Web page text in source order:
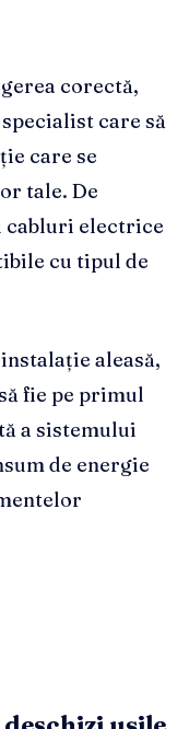
corectă,
care să
care se
tale. De
cabluri electrice
cu tipul de
aleasă,
fie pe primul
a sistemului
de energie